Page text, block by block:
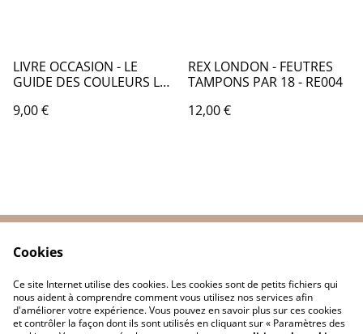
LIVRE OCCASION - LE
GUIDE DES COULEURS LE
9,00 €
REX LONDON - FEUTRES
TAMPONS PAR 18 - RE004
12,00 €
Politique de
confidentialité
Politique de cookies
Cookies
Ce site Internet utilise des cookies. Les cookies sont de petits fichiers qui
nous aident à comprendre comment vous utilisez nos services afin
d'améliorer votre expérience. Vous pouvez en savoir plus sur ces cookies
et contrôler la façon dont ils sont utilisés en cliquant sur « Paramètres des